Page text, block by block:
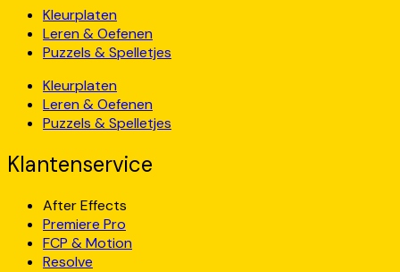
Kleurplaten
Leren & Oefenen
Puzzels & Spelletjes
Kleurplaten
Leren & Oefenen
Puzzels & Spelletjes
Klantenservice
After Effects
Premiere Pro
FCP & Motion
Resolve